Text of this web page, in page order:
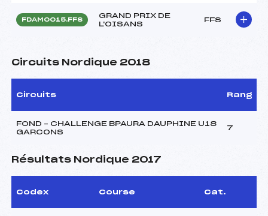
FDAM0015.FFS
GRAND PRIX DE
L'OISANS
FFS
Circuits Nordique 2018
Circuits Rang
FOND – CHALLENGE BPAURA DAUPHINE U18
GARCONS
7
Résultats Nordique 2017
Codex Course Cat.